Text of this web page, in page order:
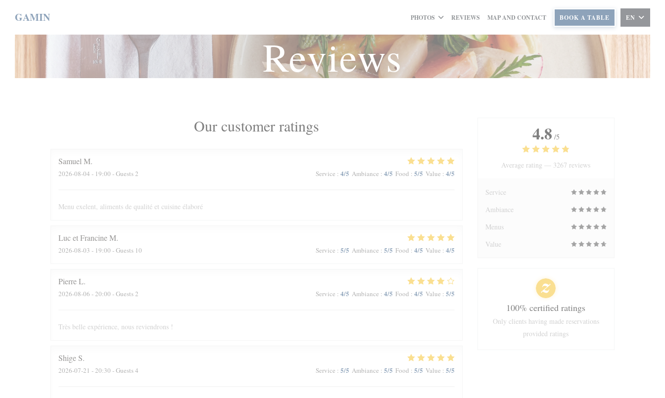
GAMIN PHOTOS REVIEWS MAP AND CONTACT BOOK A TABLE EN
Reviews
Our customer ratings
Samuel M
2026-08-04 - 19:00 - Guests 2 Service : 4/5 Ambiance : 4/5 Food : 5/5 Value : 4/5
Menu exelent, aliments de qualité et cuisine élaboré
Luc et FrancineM
2026-08-03 - 19:00 - Guests 10 Service : 5/5 Ambiance : 5/5 Food : 4/5 Value : 4/5
PierreL
2026-08-06 - 20:00 - Guests 2 Service : 4/5 Ambiance : 4/5 Food : 4/5 Value : 5/5
Très belle expérience, nous reviendrons !
Shige S
2026-07-21 - 20:30 - Guests 4 Service : 5/5 Ambiance : 5/5 Food : 5/5 Value : 5/5
4.8 /5
Average rating — 3267 reviews
Service
Ambiance
Menus
Value
100% certified ratings
Only clients having made reservations
provided ratings